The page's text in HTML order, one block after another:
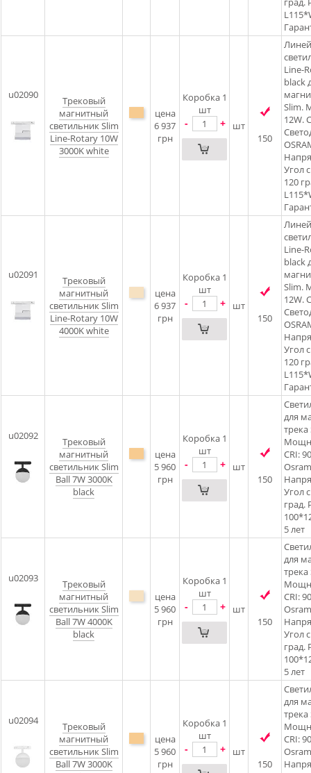
u02090
Трековый
магнитный
светильник Slim
Line-Rotary 10W
3000K white
цена
6 937
грн
Коробка 1
шт
- +
шт
150
Line-
black
Slim.
12W.
Угол
120
u02091
Трековый
магнитный
светильник Slim
Line-Rotary 10W
4000K white
цена
6 937
грн
Коробка 1
шт
- +
шт
150
Line-
black
Slim.
12W.
Угол
120
u02092
Трековый
магнитный
светильник Slim
Ball 7W 3000K
black
цена
5 960
грн
Коробка 1
шт
- +
шт
150
для
трека
CRI:
Угол
град.
5 лет
u02093
Трековый
магнитный
светильник Slim
Ball 7W 4000K
black
цена
5 960
грн
Коробка 1
шт
- +
шт
150
для
трека
CRI:
Угол
град.
5 лет
u02094
Трековый
магнитный
светильник Slim
Ball 7W 3000K
цена
5 960
грн
Коробка 1
шт
- +
шт
150
для
трека
CRI: